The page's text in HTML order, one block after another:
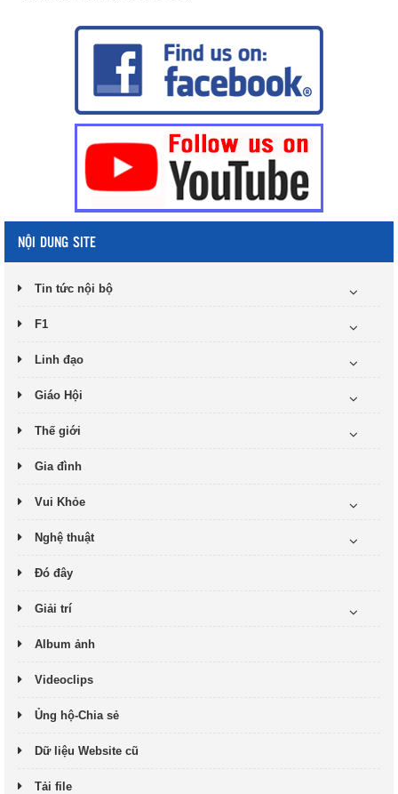
NỘI DUNG SITE
Tin tức nội bộ
F1
Linh đạo
Giáo Hội
Thế giới
Gia đình
Vui Khỏe
Nghệ thuật
Đó đây
Giải trí
Album ảnh
Videoclips
Ủng hộ-Chia sẻ
Dữ liệu Website cũ
Tải file